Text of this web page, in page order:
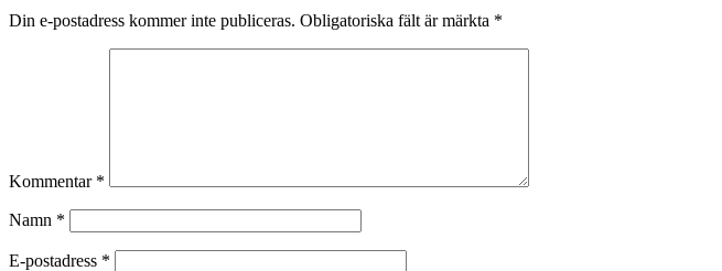
Din e-postadress kommer inte publiceras. Obligatoriska fält är märkta *
Kommentar *
Namn *
E-postadress *